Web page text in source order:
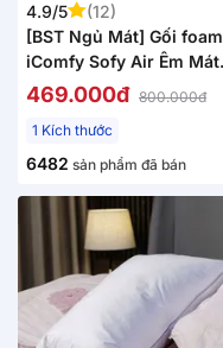
4.9/5
(12)
[BST Ngủ Mát] Gối foam
iComfy Sofy Air Êm Mát
Chống Nóng
469.000đ 800.000đ
1 Kích thước
6482 sản phẩm đã bán